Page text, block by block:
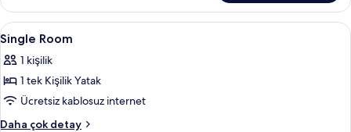
fazla
detay
Single
Room
için
tüm
fotoğrafları
görün
Odada kasa, masa, ücretsiz kablosuz
4
Single Room
1 kişilik
1 tek Kişilik Yatak
Ücretsiz kablosuz internet
Daha çok detay
Single